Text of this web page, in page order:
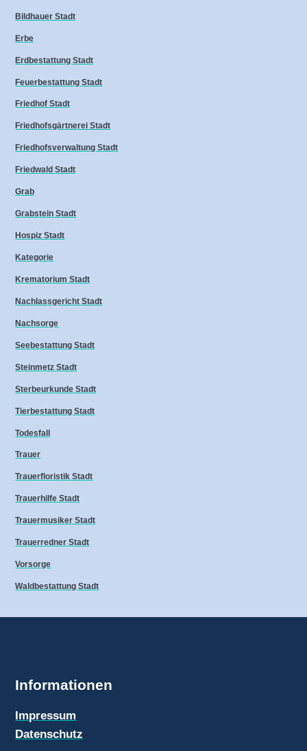
Bildhauer Stadt
Erbe
Erdbestattung Stadt
Feuerbestattung Stadt
Friedhof Stadt
Friedhofsgärtnerei Stadt
Friedhofsverwaltung Stadt
Friedwald Stadt
Grab
Grabstein Stadt
Hospiz Stadt
Kategorie
Krematorium Stadt
Nachlassgericht Stadt
Nachsorge
Seebestattung Stadt
Steinmetz Stadt
Sterbeurkunde Stadt
Tierbestattung Stadt
Todesfall
Trauer
Trauerfloristik Stadt
Trauerhilfe Stadt
Trauermusiker Stadt
Trauerredner Stadt
Vorsorge
Waldbestattung Stadt
Informationen
Impressum
Datenschutz